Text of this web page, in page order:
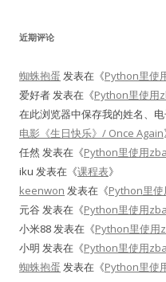
近期评论
蜘蛛抱蛋 发表在《Python里使
爱好者发表在《Python里使用
在此浏览器中保存我的姓名、电
电影《生日快乐》/ Once Again
任然 发表在《Python里使用
iku 发表在《课程表》
keenwon 发表在《Python里
元谷发表在《Python里使用
小米88发表在《Python里使用
小明 发表在《Python里使用
蜘蛛抱蛋 发表在《Python里使